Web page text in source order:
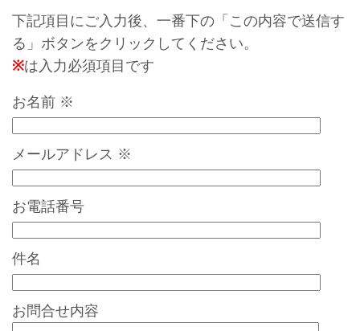
下記項目にご入力後、一番下の「この内容で送信す
る」ボタンをクリックしてください。
※は入力必須項目です
お名前 ※
メールアドレス ※
お電話番号
件名
お問合せ内容